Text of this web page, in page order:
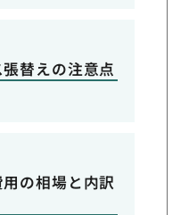
替えの注意点
の相場と内訳